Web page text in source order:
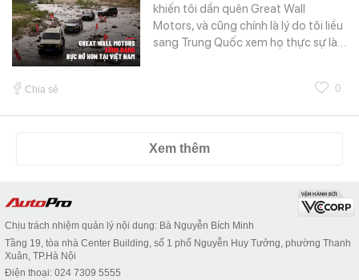
khiến tôi dần quên Great Wall
Motors, và cũng chính là lý do tôi liều
sang Trung Quốc xem họ thực sự là…
Chia sẻ 0
Xem thêm
Chịu trách nhiệm quản lý nội dung: Bà Nguyễn Bích Minh
Tầng 19, tòa nhà Center Building, số 1 phố Nguyễn Huy Tưởng, phường Thanh
Xuân, TP.Hà Nội
Điện thoại: 024 7309 5555